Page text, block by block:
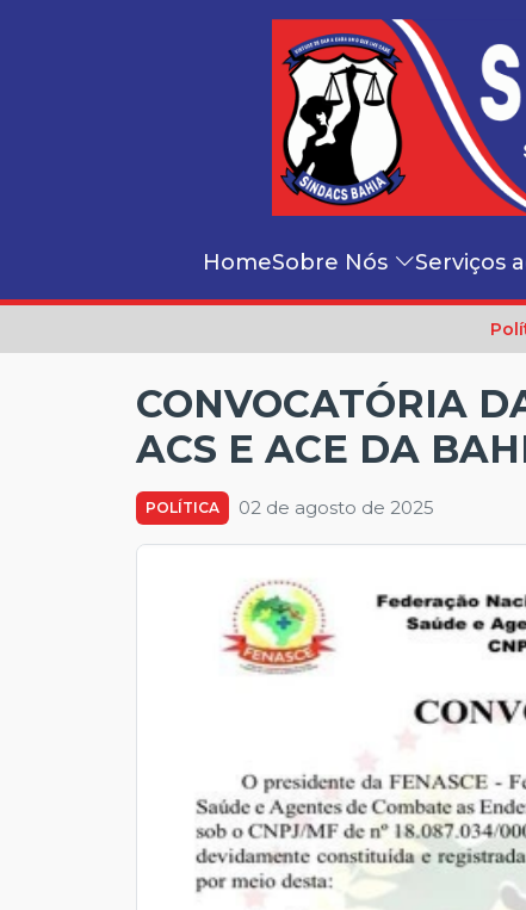
HomeSobre Nós Serviços
CONVOCATÓRIA
ACS E ACE DA
POLÍTICA 02 de agosto de 2025